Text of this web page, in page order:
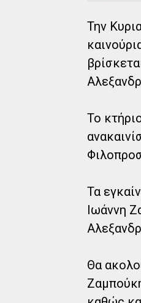
Την
Το
Τα
Ιωάννη
Θα